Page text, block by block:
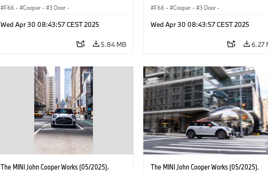
F66 · Cooper · 3 Door ·
Wed Apr 30 08:43:57 CEST 2025
5.84 MB
F66 · Cooper · 3 Door ·
Wed Apr 30 08:43:57 CEST 2025
6.27
The MINI John Cooper Works (05/2025). The MINI John Cooper Works (05/2025).